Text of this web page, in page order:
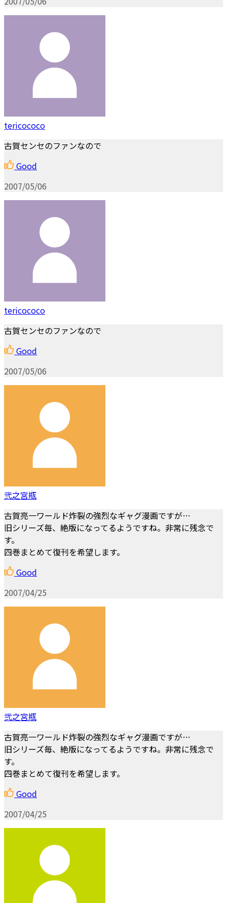
tericococo
古賀センセのファンなので
Good
2007/05/06
tericococo
古賀センセのファンなので
Good
2007/05/06
弐之宮瓶
古賀亮一ワールド炸裂の強烈なギャグ漫画ですが…
旧シリーズ毎、絶版になってるようですね。非常に残念で
す。
四巻まとめて復刊を希望します。
Good
2007/04/25
弐之宮瓶
古賀亮一ワールド炸裂の強烈なギャグ漫画ですが…
旧シリーズ毎、絶版になってるようですね。非常に残念で
す。
四巻まとめて復刊を希望します。
Good
2007/04/25